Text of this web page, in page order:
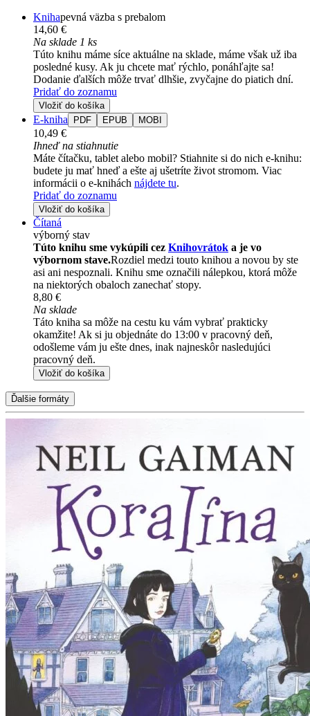
Knihapevná väzba s prebalom
14,60 €
Na sklade 1 ks
Túto knihu máme síce aktuálne na sklade, máme však už iba
posledné kusy. Ak ju chcete mať rýchlo, ponáhľajte sa!
Dodanie ďalších môže trvať dlhšie, zvyčajne do piatich dní.
Pridať do zoznamu
Vložiť do košíka
E-kniha PDF EPUB MOBI
10,49 €
Ihneď na stiahnutie
Máte čítačku, tablet alebo mobil? Stiahnite si do nich e-knihu:
budete ju mať hneď a ešte aj ušetríte život stromom. Viac
informácii o e-knihách nájdete tu.
Pridať do zoznamu
Vložiť do košíka
Čítaná
výborný stav
Túto knihu sme vykúpili cez Knihovrátok a je vo
výbornom stave.Rozdiel medzi touto knihou a novou by ste
asi ani nespoznali. Knihu sme označili nálepkou, ktorá môže
na niektorých obaloch zanechať stopy.
8,80 €
Na sklade
Táto kniha sa môže na cestu ku vám vybrať prakticky
okamžite! Ak si ju objednáte do 13:00 v pracovný deň,
odošleme vám ju ešte dnes, inak najneskôr nasledujúci
pracovný deň.
Vložiť do košíka
Ďalšie formáty